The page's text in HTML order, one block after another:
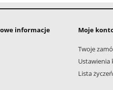
informacje Moje
Twoje
Ustawienia
Lista życzeń